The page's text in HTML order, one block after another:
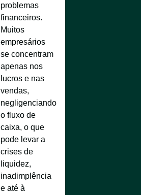
problemas
financeiros.
Muitos
empresários
se concentram
apenas nos
lucros e nas
vendas,
negligenciando
o fluxo de
caixa, o que
pode levar a
crises de
liquidez,
inadimplência
e até à